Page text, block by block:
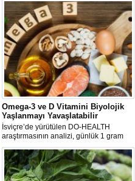
Omega-3 ve D Vitamini Biyolojik
Yaşlanmayı Yavaşlatabilir
İsviçre’de yürütülen DO-HEALTH
araştırmasının analizi, günlük 1 gram
omega-3 takviyesinin D vitamini ve
egzersizle birleştiğinde hücresel
yaşlanmayı yavaşlatabildiğini gösterdi.